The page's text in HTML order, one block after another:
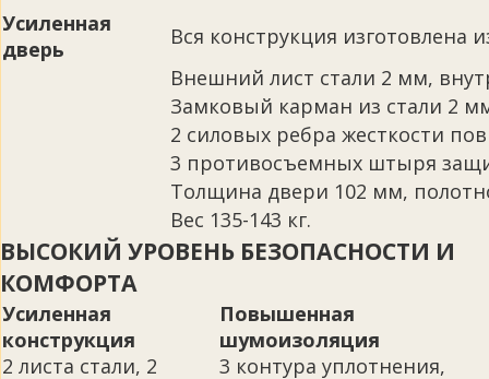
Усиленная
дверь
Вся конструкция изготовлена
Внешний лист стали 2 мм,
Замковый карман из стали 2
2 силовых ребра жесткости
3 противосъемных штыря
Толщина двери 102 мм,
Вес 135-143 кг.
ВЫСОКИЙ УРОВЕНЬ БЕЗОПАСНОСТИ И
КОМФОРТА
Усиленная
конструкция
2 листа стали, 2
Повышенная
шумоизоляция
3 контура уплотнения,